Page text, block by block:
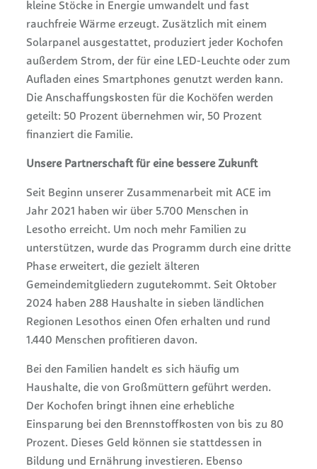
kleine Stöcke in Energie umwandelt und fast
rauchfreie Wärme erzeugt. Zusätzlich mit einem
Solarpanel ausgestattet, produziert jeder Kochofen
außerdem Strom, der für eine LED-Leuchte oder zum
Aufladen eines Smartphones genutzt werden kann.
Die Anschaffungskosten für die Kochöfen werden
geteilt: 50 Prozent übernehmen wir, 50 Prozent
finanziert die Familie.
Unsere Partnerschaft für eine bessere Zukunft
Seit Beginn unserer Zusammenarbeit mit ACE im
Jahr 2021 haben wir über 5.700 Menschen in
Lesotho erreicht. Um noch mehr Familien zu
unterstützen, wurde das Programm durch eine dritte
Phase erweitert, die gezielt älteren
Gemeindemitgliedern zugutekommt. Seit Oktober
2024 haben 288 Haushalte in sieben ländlichen
Regionen Lesothos einen Ofen erhalten und rund
1.440 Menschen profitieren davon.
Bei den Familien handelt es sich häufig um
Haushalte, die von Großmüttern geführt werden.
Der Kochofen bringt ihnen eine erhebliche
Einsparung bei den Brennstoffkosten von bis zu 80
Prozent. Dieses Geld können sie stattdessen in
Bildung und Ernährung investieren. Ebenso